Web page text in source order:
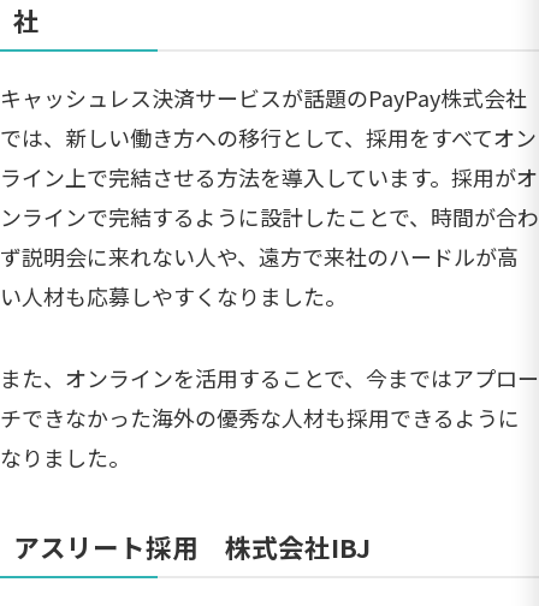
社
キャッシュレス決済サービスが話題のPayPay株式会社
では、新しい働き方への移行として、採用をすべてオン
ライン上で完結させる方法を導入しています。採用がオ
ンラインで完結するように設計したことで、時間が合わ
ず説明会に来れない人や、遠方で来社のハードルが高
い人材も応募しやすくなりました。
また、オンラインを活用することで、今まではアプロー
チできなかった海外の優秀な人材も採用できるように
なりました。
アスリート採用 株式会社IBJ